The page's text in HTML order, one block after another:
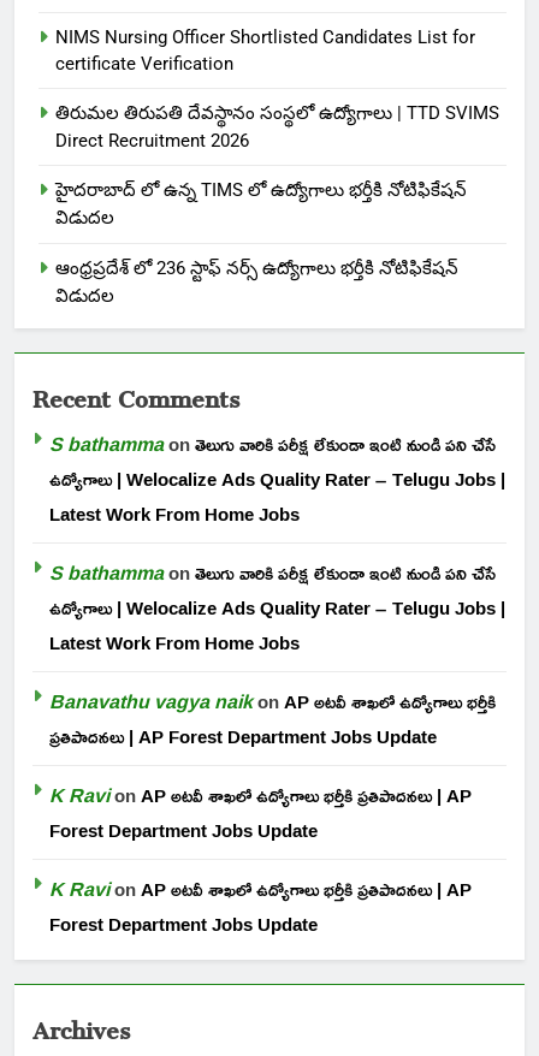
NIMS Nursing Officer Shortlisted Candidates List for
certificate Verification
తిరుమల తిరుపతి దేవస్థానం సంస్థలో ఉద్యోగాలు | TTD SVIMS
Direct Recruitment 2026
హైదరాబాద్ లో ఉన్న TIMS లో ఉద్యోగాలు భర్తీకి నోటిఫికేషన్
విడుదల
ఆంధ్రప్రదేశ్ లో 236 స్టాఫ్ నర్స్ ఉద్యోగాలు భర్తీకి నోటిఫికేషన్
విడుదల
Recent Comments
S bathammaonతెలుగు వారికి పరీక్ష లేకుండా ఇంటి నుండి పని చేసే
ఉద్యోగాలు | Welocalize Ads Quality Rater – Telugu Jobs |
Latest Work From Home Jobs
S bathammaonతెలుగు వారికి పరీక్ష లేకుండా ఇంటి నుండి పని చేసే
ఉద్యోగాలు | Welocalize Ads Quality Rater – Telugu Jobs |
Latest Work From Home Jobs
Banavathu vagya naikonAP అటవీ శాఖలో ఉద్యోగాలు భర్తీకి
ప్రతిపాదనలు | AP Forest Department Jobs Update
K RavionAP అటవీ శాఖలో ఉద్యోగాలు భర్తీకి ప్రతిపాదనలు | AP
Forest Department Jobs Update
K RavionAP అటవీ శాఖలో ఉద్యోగాలు భర్తీకి ప్రతిపాదనలు | AP
Forest Department Jobs Update
Archives